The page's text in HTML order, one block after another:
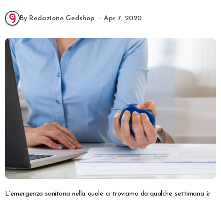
By Redazione Gedshop Apr 7, 2020
L’emergenza sanitaria nella quale ci troviamo da qualche settimana è